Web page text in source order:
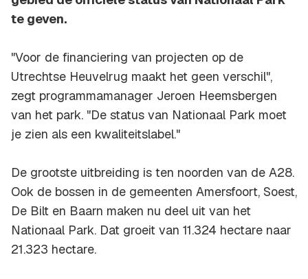
te geven.
"Voor de financiering van projecten op de
Utrechtse Heuvelrug maakt het geen verschil",
zegt programmamanager Jeroen Heemsbergen
van het park. "De status van Nationaal Park moet
je zien als een kwaliteitslabel."
De grootste uitbreiding is ten noorden van de A28.
Ook de bossen in de gemeenten Amersfoort, Soest,
De Bilt en Baarn maken nu deel uit van het
Nationaal Park. Dat groeit van 11.324 hectare naar
21.323 hectare.